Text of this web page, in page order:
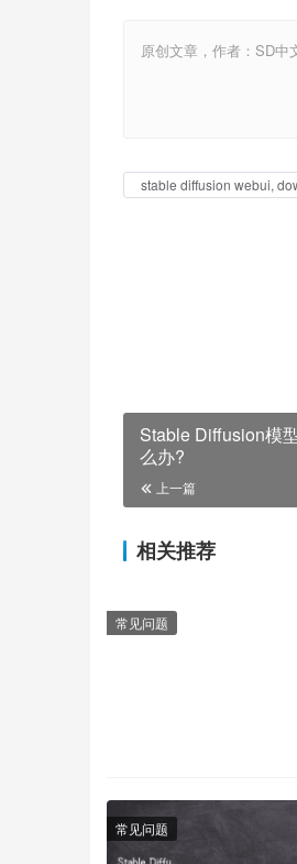
原创文章，作者：SD
stable diffusion webui,
Stable Diffusion模
么办?
上一篇
相关推荐
常见问题
常见问题